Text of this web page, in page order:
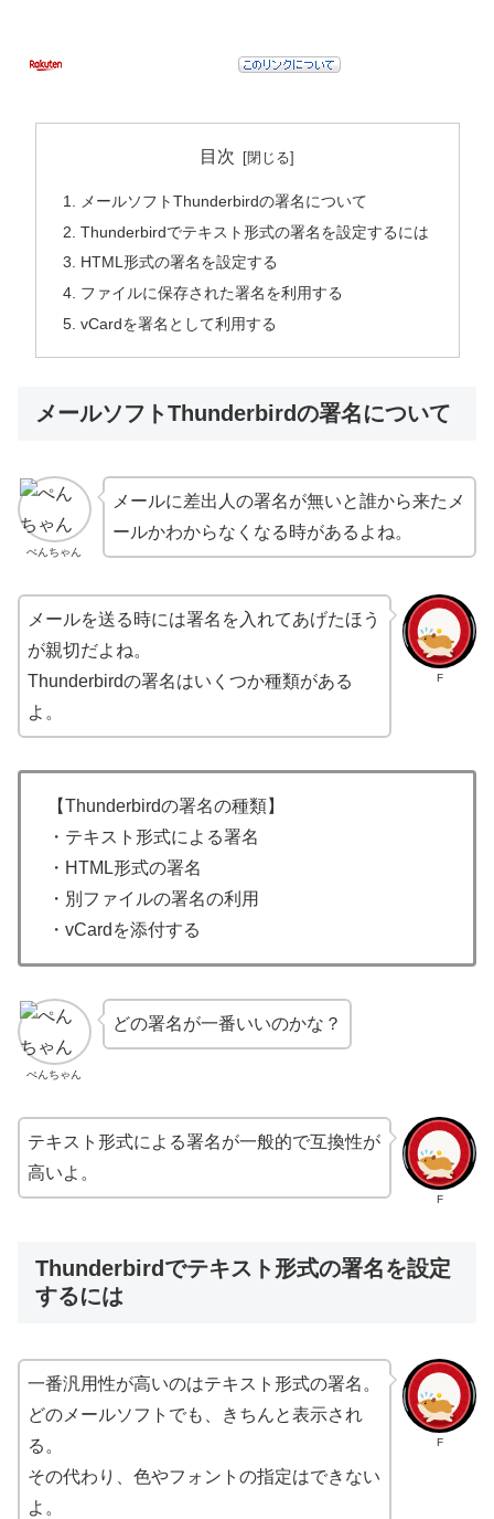
目次
メールソフトThunderbirdの署名について
Thunderbirdでテキスト形式の署名を設定するには
HTML形式の署名を設定する
ファイルに保存された署名を利用する
vCardを署名として利用する
メールソフトThunderbirdの署名について
ぺんちゃん
メールに差出人の署名が無いと誰から来たメ
ールかわからなくなる時があるよね。
F
メールを送る時には署名を入れてあげたほう
が親切だよね。
Thunderbirdの署名はいくつか種類がある
よ。
【Thunderbirdの署名の種類】
・テキスト形式による署名
・HTML形式の署名
・別ファイルの署名の利用
・vCardを添付する
ぺんちゃん
どの署名が一番いいのかな？
F
テキスト形式による署名が一般的で互換性が
高いよ。
Thunderbirdでテキスト形式の署名を設定
するには
F
一番汎用性が高いのはテキスト形式の署名。
どのメールソフトでも、きちんと表示され
る。
その代わり、色やフォントの指定はできない
よ。